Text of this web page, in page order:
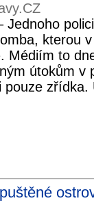
Jednoho
kterou
Médiím to
útokům v
pouze zřídka.